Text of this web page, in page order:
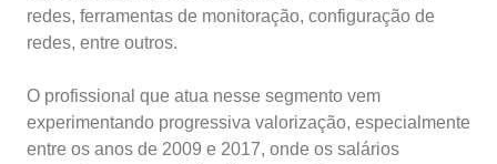
redes, ferramentas de monitoração, configuração de
redes, entre outros.
O profissional que atua nesse segmento vem
experimentando progressiva valorização, especialmente
entre os anos de 2009 e 2017, onde os salários